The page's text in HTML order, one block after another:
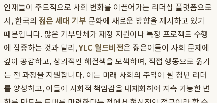
인재들이 주도적으로 사회 변화를 이끌어가는 리더십 플랫폼으로
서, 한국의 젊은 세대 기부 문화에 새로운 방향을 제시하고 있기
때문입니다. 많은 기부단체가 재정 지원이나 특정 프로젝트 수행
에 집중하는 것과 달리,YLC 월드비전은 젊은이들이 사회 문제에
깊이 공감하고, 창의적인 해결책을 모색하며, 직접 행동으로 옮기
는 전 과정을 지원합니다. 이는 미래 사회의 주역이 될 청년 리더
를 양성하고, 이들이 사회적 책임감을 내재화하여 지속 가능한 변